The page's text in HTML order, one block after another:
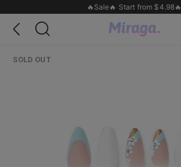
🔥Sale🔥 Start from $4.98🔥
SOLD OUT